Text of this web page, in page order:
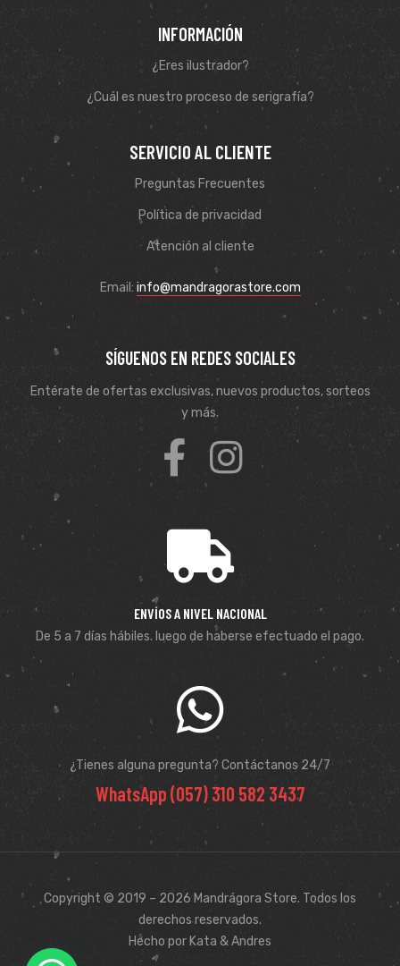
INFORMACIÓN
¿Eres ilustrador?
¿Cuál es nuestro proceso de serigrafía?
SERVICIO AL CLIENTE
Preguntas Frecuentes
Política de privacidad
Atención al cliente
Email: info@mandragorastore.com
SÍGUENOS EN REDES SOCIALES
Entérate de ofertas exclusivas, nuevos productos, sorteos
y más.
ENVÍOS A NIVEL NACIONAL
De 5 a 7 días hábiles. luego de haberse efectuado el pago.
¿Tienes alguna pregunta? Contáctanos 24/7
WhatsApp (057) 310 582 3437
Copyright © 2019 – 2026 Mandrágora Store. Todos los
derechos reservados.
Hecho por Kata & Andres